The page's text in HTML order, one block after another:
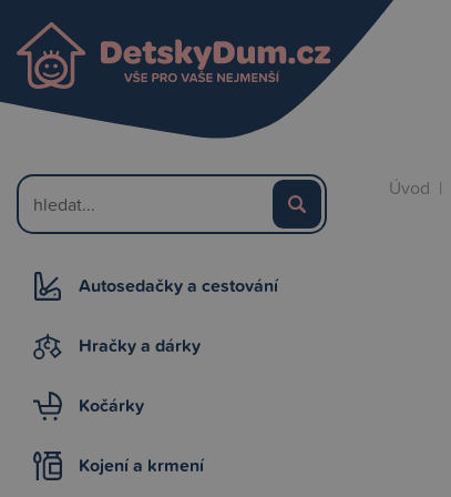
Autosedačky a cestování
Hračky a dárky
Kočárky
Kojení a krmení
Úvod |